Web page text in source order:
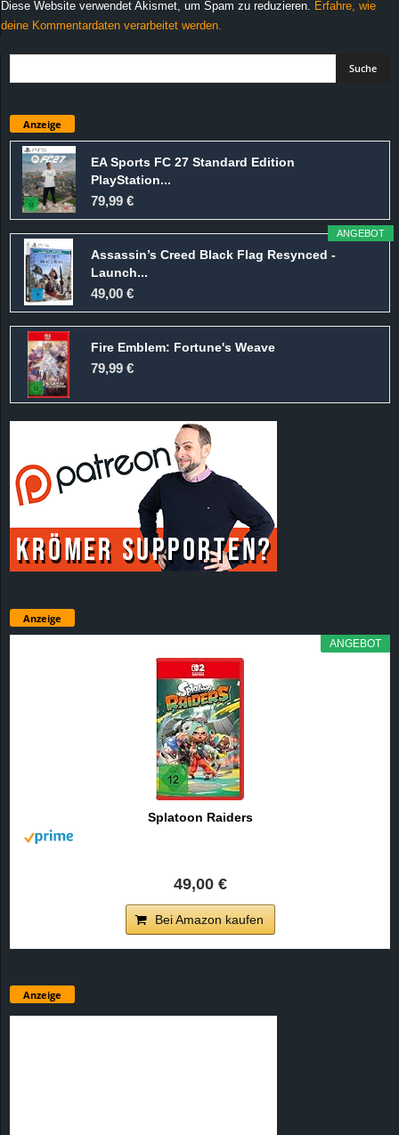
Diese Website verwendet Akismet, um Spam zu reduzieren. Erfahre, wie
deine Kommentardaten verarbeitet werden.
Anzeige
EA Sports FC 27 Standard Edition
PlayStation...
79,99 €
ANGEBOT
Assassin’s Creed Black Flag Resynced -
Launch...
49,00 €
Fire Emblem: Fortune's Weave
79,99 €
Anzeige
ANGEBOT
Splatoon Raiders
49,00 €
Bei Amazon kaufen
Anzeige